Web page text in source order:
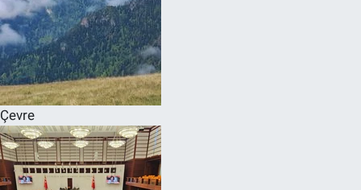
Çevre